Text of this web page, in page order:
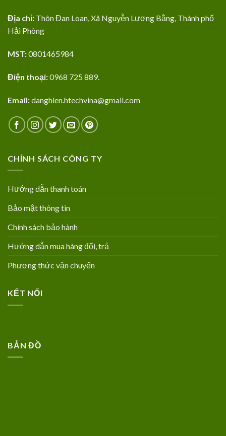
Địa chỉ: Thôn Đan Loan, Xã Nguyễn Lương Bằng, Thành phố
Hải Phòng
MST:0801465984
Điện thoại:0968 725 889.
Email:danghien.htechvina@gmail.com
CHÍNH SÁCH CÔNG TY
Hướng dẫn thanh toán
Bảo mật thông tin
Chính sách bảo hành
Hướng dẫn mua hàng đổi, trả
Phương thức vận chuyển
KẾT NỐI
BẢN ĐỒ